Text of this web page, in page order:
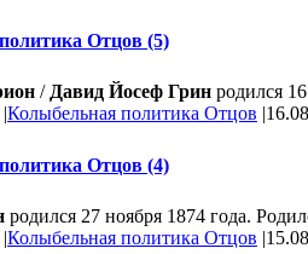
Отцов (5)
/ Давид Йосеф Грин родился
|Колыбельная политика Отцов |
Отцов (4)
родился 27 ноября 1874 года.
|Колыбельная политика Отцов |